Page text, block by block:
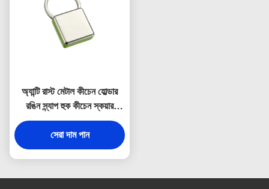
অ্যান্টি রাস্ট মেটাল কীচেন হোল্ডার
রঙিন স্ন্যাপ হুক কীচেন স্কয়ার
প্লাস্টিক
সেরা দাম পান